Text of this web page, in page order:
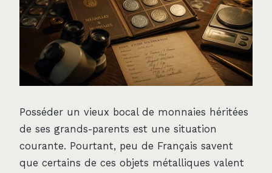
Posséder un vieux bocal de monnaies héritées
de ses grands-parents est une situation
courante. Pourtant, peu de Français savent
que certains de ces objets métalliques valent